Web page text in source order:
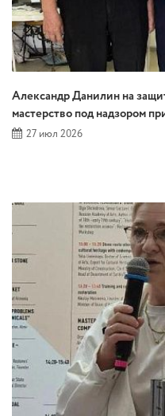
Александр Данилин на
мастерство под надзором
27 июл 2026